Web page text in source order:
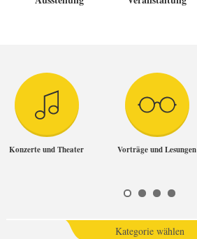
Konzerte und Theater Vorträge und Lesungen
Kategorie wählen